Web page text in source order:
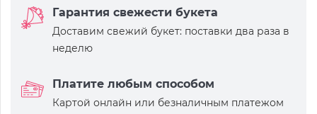
Гарантия свежести букета
Доставим свежий букет: поставки два раза в
неделю
Платите любым способом
Картой онлайн или безналичным платежом